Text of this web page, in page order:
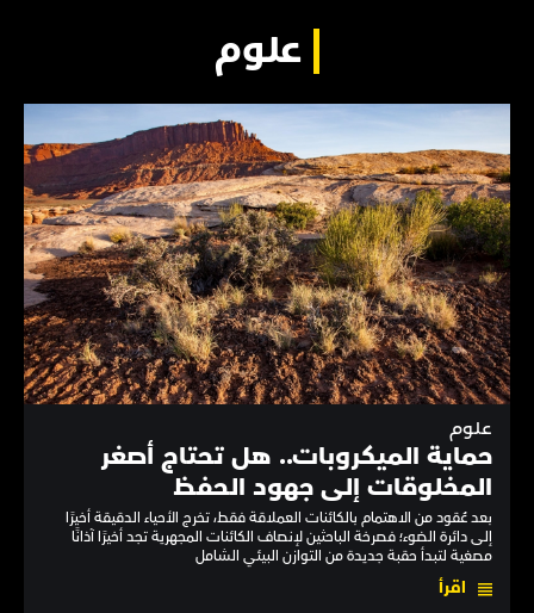
علوم
علوم
حماية الميكروبات.. هل تحتاج أصغر
المخلوقات إلى جهود الحفظ
بعد عُقود من الاهتمام بالكائنات العملاقة فقط، تخرج الأحياء الدقيقة أخيرًا
إلى دائرة الضوء؛ فصرخة الباحثين لإنصاف الكائنات المجهرية تجد أخيرًا آذانًا
مصغية لتبدأ حقبة جديدة من التوازن البيئي الشامل
اقرأ